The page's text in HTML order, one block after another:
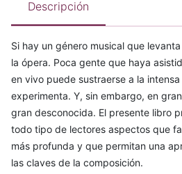
Descripción
Si hay un género musical que
la ópera. Poca gente que haya
en vivo puede sustraerse a la
experimenta. Y, sin embargo, en
gran desconocida. El presente libro
todo tipo de lectores aspectos que
más profunda y que permitan una
las claves de la composición.